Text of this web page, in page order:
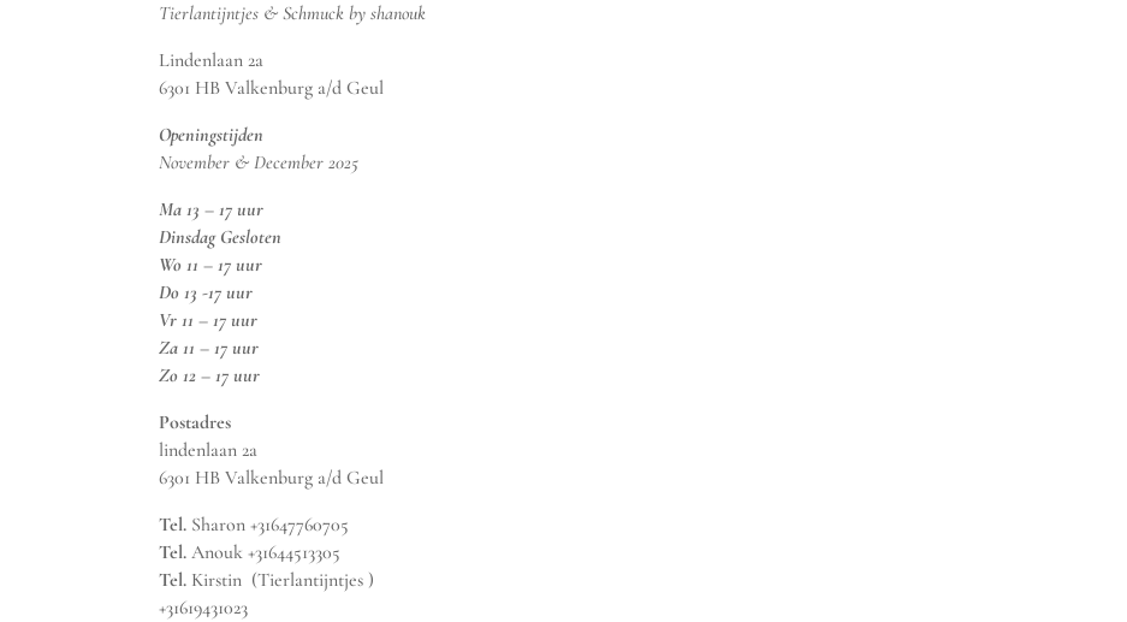
Tierlantijntjes & Schmuck by shanouk
Lindenlaan 2a
6301 HB Valkenburg a/d Geul
Openingstijden
November & December 2025
Ma 13 – 17 uur
Dinsdag Gesloten
Wo 11 – 17 uur
Do 13 -17 uur
Vr 11 – 17 uur
Za 11 – 17 uur
Zo 12 – 17 uur
Postadres
lindenlaan 2a
6301 HB Valkenburg a/d Geul
Tel. Sharon +31647760705
Tel. Anouk +31644513305
Tel. Kirstin (Tierlantijntjes )
+31619431023